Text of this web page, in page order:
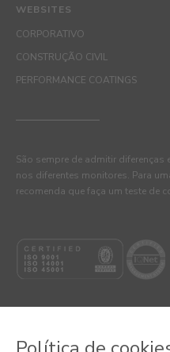
WEBSITES
CORPORATIVO
CONSTRUÇÃO CIVIL
PERFORMANCE COATINGS
São sempre de admitir diferenças
nos diferentes monitores. Para
recomenda que faça um teste de